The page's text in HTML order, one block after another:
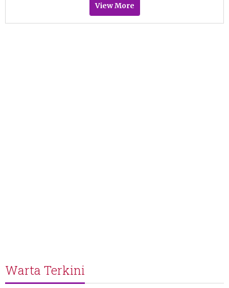
View More
Warta Terkini